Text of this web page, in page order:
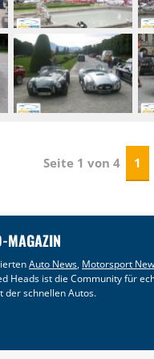
Seite 1 von 4 1
MAGAZIN
Auto News, Motorsport
Heads ist die Community für
der schnellen Autos.